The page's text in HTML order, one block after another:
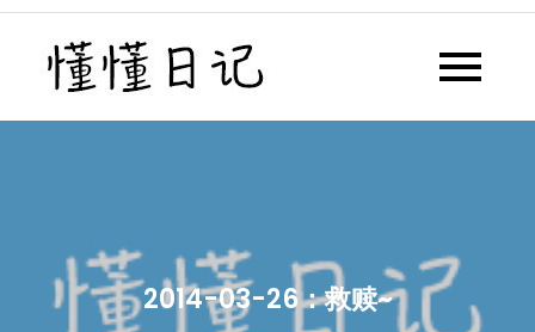
Skip
content
懂懂日记网每天同步更新懂懂学
2014-03-26：救赎~